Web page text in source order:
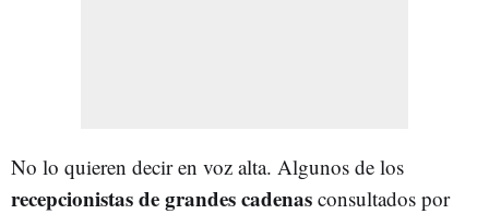
No lo quieren decir en voz alta. Algunos de los
recepcionistas de grandes cadenas consultados por